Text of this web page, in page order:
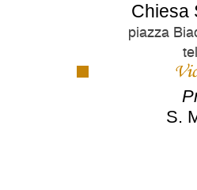
Chiesa
piazza
S.